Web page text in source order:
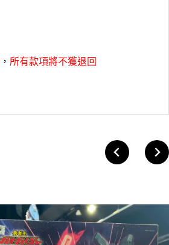
， 所有款項將不獲退回